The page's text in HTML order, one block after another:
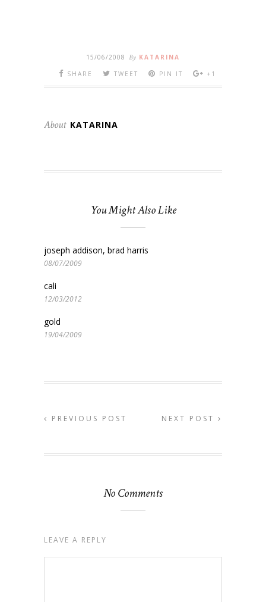
15/06/2008 By KATARINA
SHARE
TWEET PIN IT +1
About KATARINA
You Might Also Like
joseph addison, brad harris
08/07/2009
cali
12/03/2012
gold
19/04/2009
PREVIOUS POST NEXT POST
No Comments
LEAVE A REPLY